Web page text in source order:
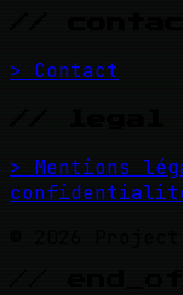
> Contact
> Mentions